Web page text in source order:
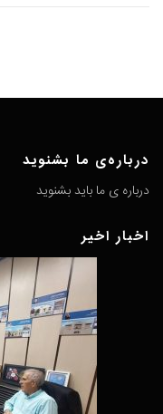
درباره‌ی ما بشنوید
درباره ی ما باید بشنوید
اخبار اخیر